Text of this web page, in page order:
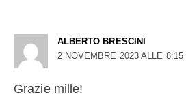
ALBERTO BRESCINI
2 NOVEMBRE 2023 ALLE 8:15
Grazie mille!